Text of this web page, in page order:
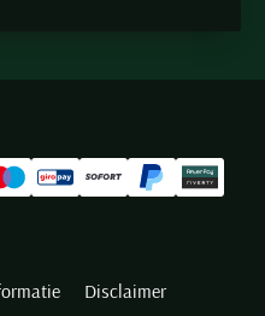
Disclaimer